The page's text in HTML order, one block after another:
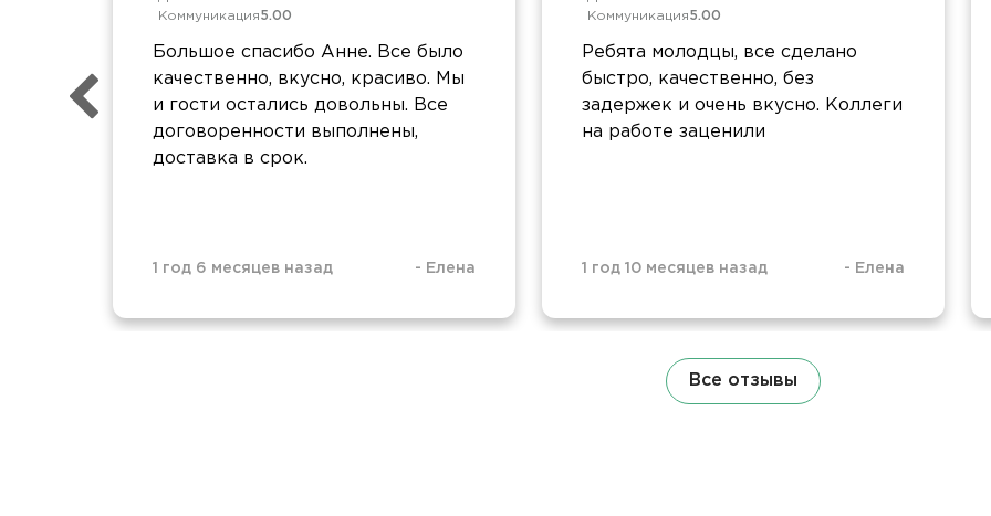
Коммуникация5.00
Большое спасибо Анне. Все было
качественно, вкусно, красиво. Мы
и гости остались довольны. Все
договоренности выполнены,
доставка в срок.
1 год 6 месяцев назад - Елена
Коммуникация5.00
Ребята молодцы, все сделано
быстро, качественно, без
задержек и очень вкусно. Коллеги
на работе заценили
1 год 10 месяцев назад - Елена
Все отзывы